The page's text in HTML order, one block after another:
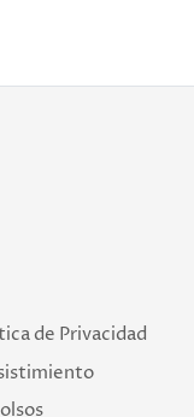
de Privacidad